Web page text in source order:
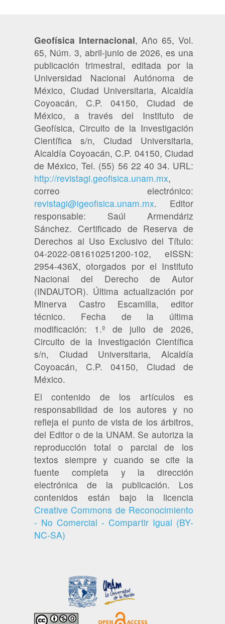
Geofísica Internacional, Año 65, Vol.
65, Núm. 3, abril-junio de 2026, es una
publicación trimestral, editada por la
Universidad Nacional Autónoma de
México, Ciudad Universitaria, Alcaldía
Coyoacán, C.P. 04150, Ciudad de
México, a través del Instituto de
Geofísica, Circuito de la Investigación
Científica s/n, Ciudad Universitaria,
Alcaldía Coyoacán, C.P. 04150, Ciudad
de México, Tel. (55) 56 22 40 34. URL:
http://revistagi.geofisica.unam.mx,
correo electrónico:
revistagi@igeofisica.unam.mx. Editor
responsable: Saúl Armendáriz
Sánchez. Certificado de Reserva de
Derechos al Uso Exclusivo del Título:
04-2022-081610251200-102, eISSN:
2954-436X, otorgados por el Instituto
Nacional del Derecho de Autor
(INDAUTOR). Última actualización por
Minerva Castro Escamilla, editor
técnico. Fecha de la última
modificación: 1.º de julio de 2026,
Circuito de la Investigación Científica
s/n, Ciudad Universitaria, Alcaldía
Coyoacán, C.P. 04150, Ciudad de
México.
El contenido de los artículos es
responsabilidad de los autores y no
refleja el punto de vista de los árbitros,
del Editor o de la UNAM. Se autoriza la
reproducción total o parcial de los
textos siempre y cuando se cite la
fuente completa y la dirección
electrónica de la publicación. Los
contenidos están bajo la licencia
Creative Commons de Reconocimiento
- No Comercial - Compartir Igual (BY-
NC-SA)